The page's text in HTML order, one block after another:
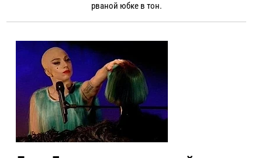
рваной юбке в тон.